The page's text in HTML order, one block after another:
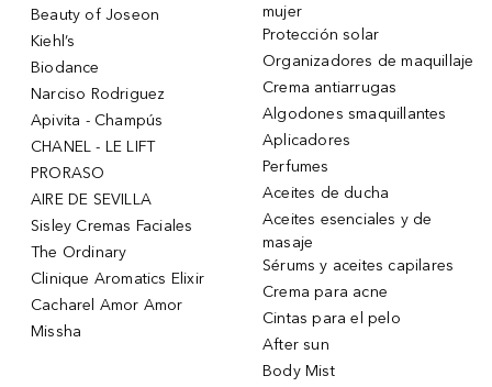
Beauty of Joseon
Kiehl’s
Biodance
Narciso Rodriguez
Apivita - Champús
CHANEL - LE LIFT
PRORASO
AIRE DE SEVILLA
Sisley Cremas Faciales
The Ordinary
Clinique Aromatics Elixir
Cacharel Amor Amor
Missha
mujer
Protección solar
Organizadores de maquillaje
Crema antiarrugas
Algodones smaquillantes
Aplicadores
Perfumes
Aceites de ducha
Aceites esenciales y de
masaje
Sérums y aceites capilares
Crema para acne
Cintas para el pelo
After sun
Body Mist